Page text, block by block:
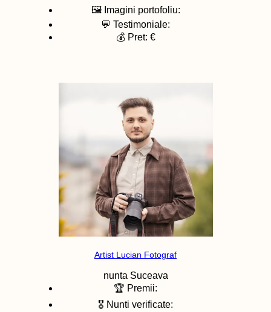
🖼️ Imagini portofoliu:
💬 Testimoniale:
💰 Pret: €
Artist Lucian Fotograf
nunta Suceava
🏆 Premii:
🎖️ Nunti verificate: